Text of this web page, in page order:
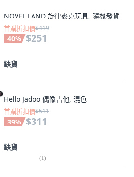
NOVEL LAND 旋律麥克玩具, 隨機發貨
首購折扣價$419
40% $251
缺貨
Hello Jadoo 偶像吉他, 混色
首購折扣價$511
39% $311
缺貨
(1)